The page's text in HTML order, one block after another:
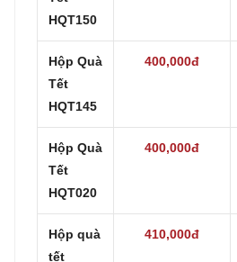
HQT150
Hộp Quà
Tết
HQT145
400,000đ
Hộp Quà
Tết
HQT020
400,000đ
Hộp quà
tết
410,000đ